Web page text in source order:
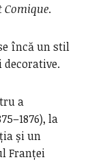
Comique.
încă un stil
a
la
și un
Franței